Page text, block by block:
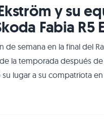
y su
Fabia R5
de semana en la final del
la temporada después
lugar a su compatriota